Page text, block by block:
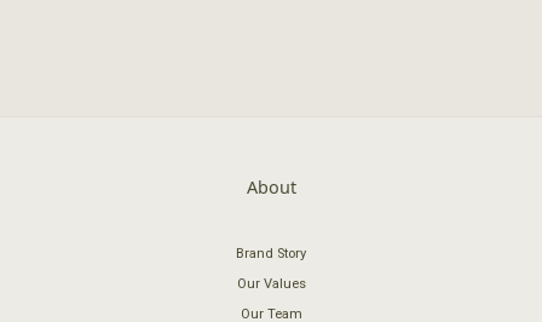
About
Brand Story
Our Values
Our Team